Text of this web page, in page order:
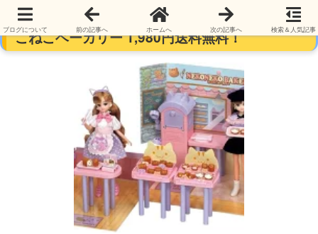
タカラトミー リカちゃん ぽっぷなショップ ね
こねこベーカリー 1,980円送料無料！
ブログについて 前の記事へ ホームへ 次の記事へ 検索＆人気記事